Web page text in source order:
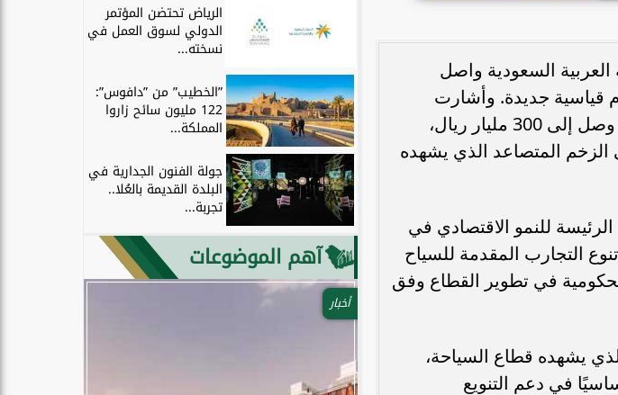
العربية السعودية واصل
بأرقام قياسية جديدة. وأشارت
التقديرات الأولية إلى أن إجمالي الإنفاق السياحي خلال العام 2025 وصل إلى 300 مليار ريال،
في مؤشر واضح على الزخم المتصاعد الذي يشهده
للنمو الاقتصادي في
التجارب المقدمة للسياح
في تطوير القطاع وفق
يشهده قطاع السياحة،
في دعم التنويع
الرياض تحتضن المؤتمر
الدولي لسوق العمل في
نسخته...
”الخطيب” من ”دافوس”:
122 مليون سائح زاروا
المملكة...
جولة الفنون الجدارية في
البلدة القديمة بالعُلا..
تجربة...
آهم الموضوعات
أخبار